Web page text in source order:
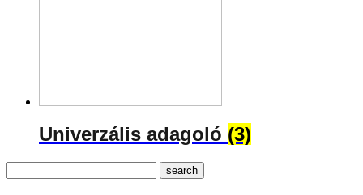
Univerzális adagoló (3)